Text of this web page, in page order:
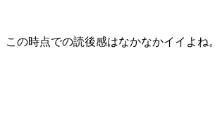
この時点での読後感はなかなかイイよね。